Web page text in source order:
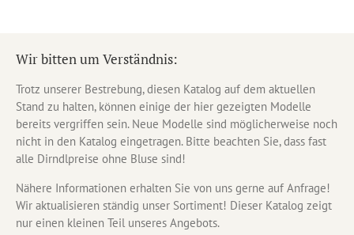
Wir bitten um Verständnis:
Trotz unserer Bestrebung, diesen Katalog auf dem aktuellen
Stand zu halten, können einige der hier gezeigten Modelle
bereits vergriffen sein. Neue Modelle sind möglicherweise noch
nicht in den Katalog eingetragen. Bitte beachten Sie, dass fast
alle Dirndlpreise ohne Bluse sind!
Nähere Informationen erhalten Sie von uns gerne auf Anfrage!
Wir aktualisieren ständig unser Sortiment! Dieser Katalog zeigt
nur einen kleinen Teil unseres Angebots.